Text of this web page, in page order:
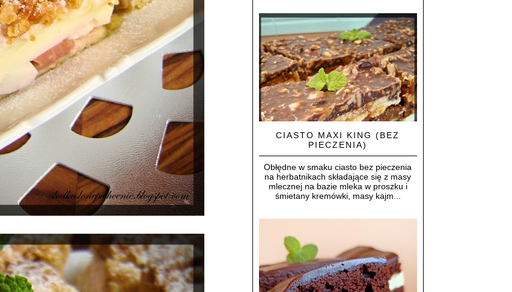
CIASTO MAXI KING (BEZ
PIECZENIA)
Obłędne w smaku ciasto bez pieczenia
na herbatnikach składające się z masy
mlecznej na bazie mleka w proszku i
śmietany kremówki, masy kajm...